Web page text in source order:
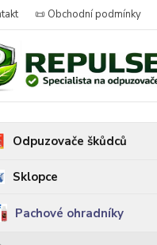
📜 Obchodní podmínky
Odpuzovače škůdců
Sklopce
Pachové ohradníky